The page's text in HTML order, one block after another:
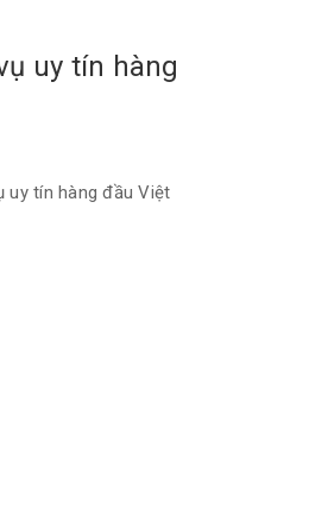
uy tín hàng
uy tín hàng đầu Việt